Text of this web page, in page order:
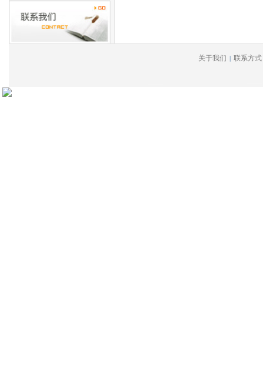
胜利仪器（VICTOR）(8)
台湾固纬（GwINSTEK）
数字万用表 |
关于我们 | 联系方式